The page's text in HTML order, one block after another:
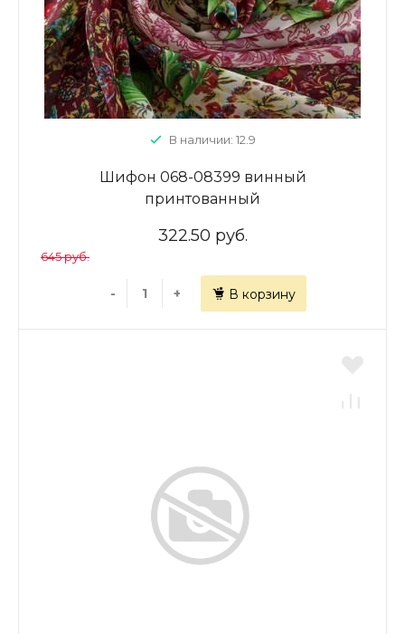
В наличии: 12.9
Шифон 068-08399 винный
принтованный
322.50 руб.
645 руб.
- + В корзину